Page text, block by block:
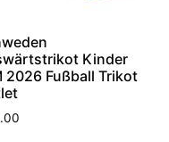
Kinder
2026 Fußball Trikot